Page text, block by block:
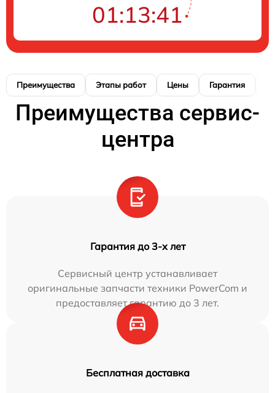
01:13:40
Преимущества Этапы работ Цены Гарантия
Преимущества сервис-
центра
Гарантия до 3-х лет
Сервисный центр устанавливает
оригинальные запчасти техники PowerCom и
предоставляет гарантию до 3 лет.
Бесплатная доставка